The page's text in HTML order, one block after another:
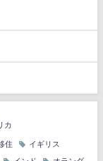
カ
住 イギリス